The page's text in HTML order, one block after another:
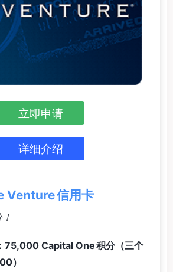
立即申请
详细介绍
Venture 信用卡
75,000 Capital One 积分（三个
）